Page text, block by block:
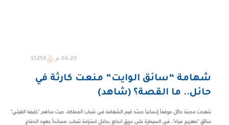
06:20 م 35259
شهامة “سائق الوايت” منعت كارثة في
حائل.. ما القصة؟ (شاهد)
شهدت مدينة حائل موقفاً إنسانياً جسّد قيم الشهامة في شباب المملكة، حيث ساهم "خليفة الغيثي"
سائق "صهريج مياه"، في السيطرة على حريق اندلع بداخل استراحة شباب، مسانداً جهود الدفاع